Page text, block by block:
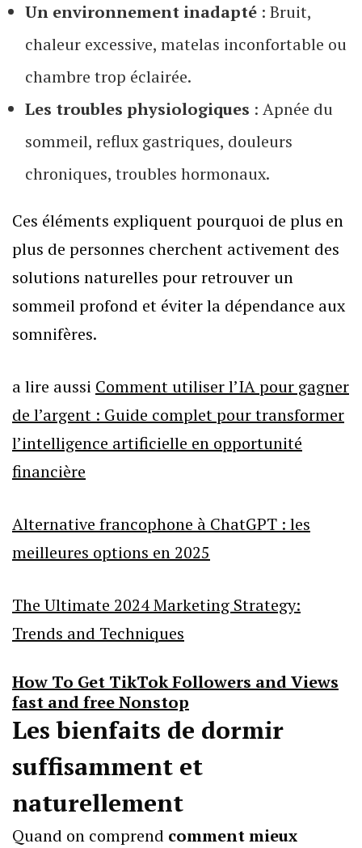
Un environnement inadapté : Bruit,
chaleur excessive, matelas inconfortable ou
chambre trop éclairée.
Les troubles physiologiques : Apnée du
sommeil, reflux gastriques, douleurs
chroniques, troubles hormonaux.
Ces éléments expliquent pourquoi de plus en
plus de personnes cherchent activement des
solutions naturelles pour retrouver un
sommeil profond et éviter la dépendance aux
somnifères.
a lire aussi Comment utiliser l’IA pour gagner
de l’argent : Guide complet pour transformer
l’intelligence artificielle en opportunité
financière
Alternative francophone à ChatGPT : les
meilleures options en 2025
The Ultimate 2024 Marketing Strategy:
Trends and Techniques
How To Get TikTok Followers and Views
fast and free Nonstop
Les bienfaits de dormir
suffisamment et
naturellement
Quand on comprend comment mieux